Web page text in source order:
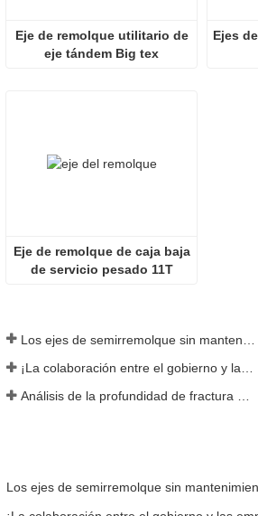
Eje de remolque utilitario de
eje tándem Big tex
Ejes
Eje de remolque de caja baja
de servicio pesado 11T